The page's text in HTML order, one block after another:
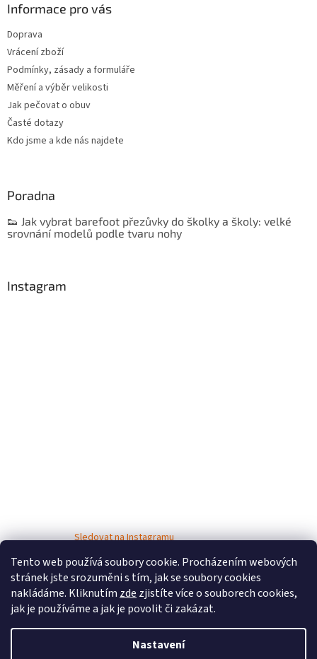
Tento web používá soubory cookie. Procházením webových
stránek jste srozuměni s tím, jak se soubory cookies
nakládáme. Kliknutím zde zjistíte více o souborech cookies,
jak je používáme a jak je povolit či zakázat.
Nastavení
Informace pro vás
Doprava
Vrácení zboží
Podmínky, zásady a formuláře
Měření a výběr velikosti
Jak pečovat o obuv
Časté dotazy
Kdo jsme a kde nás najdete
Poradna
👟 Jak vybrat barefoot přezůvky do školky a školy: velké
srovnání modelů podle tvaru nohy
Instagram
Sledovat na Instagramu
Vytvořil Shoptet